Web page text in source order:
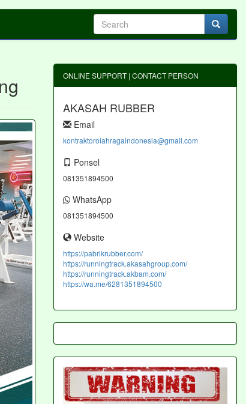
ONLINE SUPPORT | CONTACT PERSON
AKASAH RUBBER
Email
kontraktorolahragaindonesia@gmail.com
Ponsel
081351894500
WhatsApp
081351894500
Website
https://pabrikrubber.com/
https://runningtrack.akasahgroup.com/
https://runningtrack.akbam.com/
https://wa.me/6281351894500